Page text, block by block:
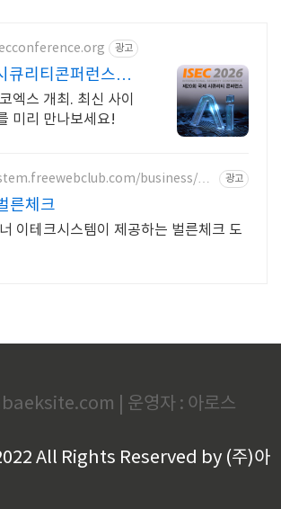
광고
큐리티콘퍼런스
엑스 개최. 최신 사이
미리 만나보세요!
business/vul
광고
른체크
이테크시스템이 제공하는 벌른체크 도
| 운영자 : 아로스
All Rights Reserved by (주)아